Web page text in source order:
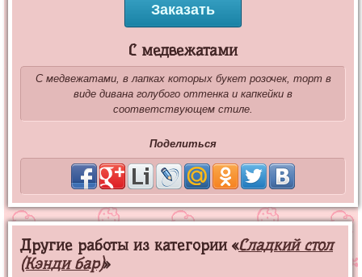
Заказать
С медвежатами
С медвежатами, в лапках которых букет розочек, торт в
виде дивана голубого оттенка и капкейки в
соответствующем стиле.
Поделиться
Другие работы из категории «Сладкий стол
(Кэнди бар)»